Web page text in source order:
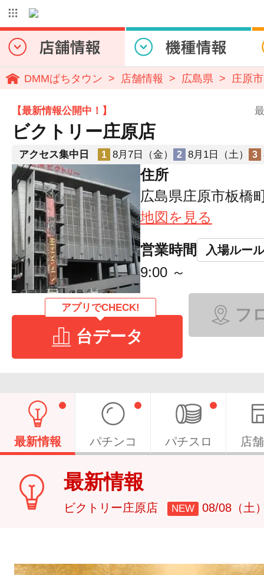
DMMぱちタウン 店舗情報 広島県 庄原市
【最新情報公開中！】
ビクトリー庄原店
アクセス集中日 1 8月7日（金） 2 8月1日（土） 3
住所
広島県庄原市板橋
地図を見る
営業時間 入場ルール
9:00 ～
アプリでCHECK!
台データ
フ
最新情報 パチンコ パチスロ 店
最新情報
ビクトリー庄原店 NEW 08/08（土